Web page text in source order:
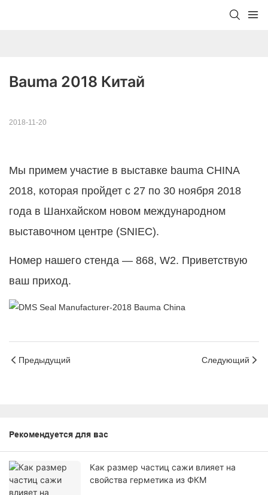
Bauma 2018 Китай
2018-11-20
Мы примем участие в выставке bauma CHINA
2018, которая пройдет с 27 по 30 ноября 2018
года в Шанхайском новом международном
выставочном центре (SNIEC).
Номер нашего стенда — 868, W2. Приветствую
ваш приход.
Предыдущий Следующий
Рекомендуется для вас
Как размер частиц сажи влияет на
свойства герметика из ФКМ